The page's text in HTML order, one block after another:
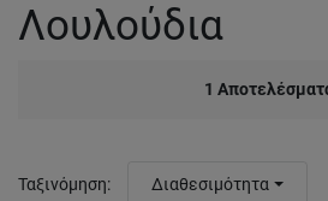
Λουλούδια
1
Ταξινόμηση: Διαθεσιμότητα